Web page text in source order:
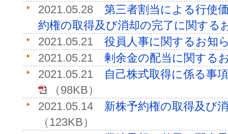
2021.05.28 第三者割当による行使
約権の取得及び消却の完了に関する
2021.05.21 役員人事に関するお知
2021.05.21 剰余金の配当に関する
2021.05.21
自己株式取得に係る事
（98KB）
2021.05.14 新株予約権の取得及び
（123KB）